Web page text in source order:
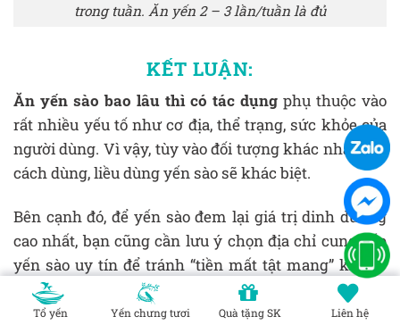
trong tuần. Ăn yến 2 – 3 lần/tuần là đủ
KẾT LUẬN:
Ăn yến sào bao lâu thì có tác dụng phụ thuộc vào
rất nhiều yếu tố như cơ địa, thể trạng, sức khỏe của
người dùng. Vì vậy, tùy vào đối tượng khác nhau mà
cách dùng, liều dùng yến sào sẽ khác biệt.
Bên cạnh đó, để yến sào đem lại giá trị dinh dưỡng
cao nhất, bạn cũng cần lưu ý chọn địa chỉ cung cấp
yến sào uy tín để tránh “tiền mất tật mang” khi vơ
phải hàng giả, hàng kém chất lượng.
Tổ yến Yến chưng tươi Quà tặng SK Liên hệ